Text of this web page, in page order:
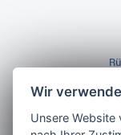
Wir
Unsere Website